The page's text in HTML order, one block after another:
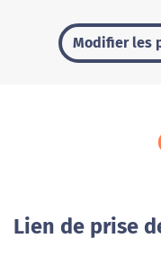
Modifier les
Lien de prise